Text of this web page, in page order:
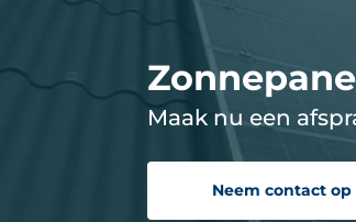
Maak nu een
Neem contact op